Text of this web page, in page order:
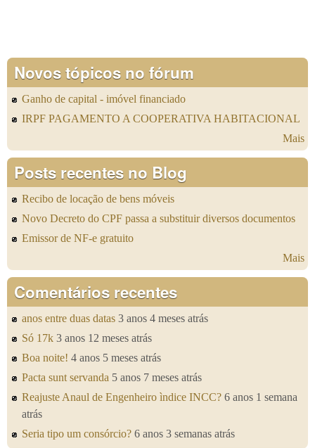
Novos tópicos no fórum
Ganho de capital - imóvel financiado
IRPF PAGAMENTO A COOPERATIVA HABITACIONAL
Mais
Posts recentes no Blog
Recibo de locação de bens móveis
Novo Decreto do CPF passa a substituir diversos documentos
Emissor de NF-e gratuito
Mais
Comentários recentes
anos entre duas datas 3 anos 4 meses atrás
Só 17k 3 anos 12 meses atrás
Boa noite! 4 anos 5 meses atrás
Pacta sunt servanda 5 anos 7 meses atrás
Reajuste Anaul de Engenheiro ìndice INCC? 6 anos 1 semana
atrás
Seria tipo um consórcio? 6 anos 3 semanas atrás